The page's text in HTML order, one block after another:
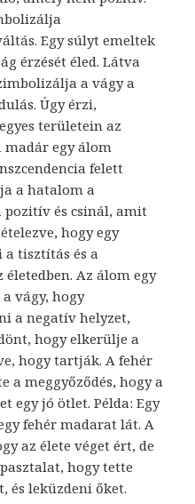
Egy súlyt emeltek
érzését éled. Látva
a vágy a
Úgy érzi,
területein az
madár egy álom
felett
a hatalom a
pozitív és csinál, amit
hogy egy
a tisztítás és a
Az álom egy
vágy, hogy
a negatív helyzet,
hogy elkerülje a
hogy tartják. A fehér
a meggyőződés, hogy a
egy jó ötlet. Példa: Egy
fehér madarat lát. A
az élete véget ért, de
hogy tette
és leküzdeni őket.